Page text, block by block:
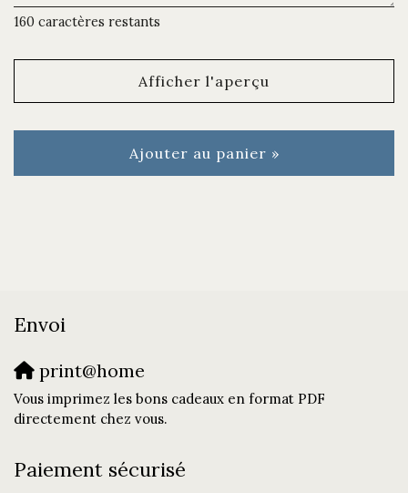
160 caractères restants
Afficher l'aperçu
Ajouter au panier »
Envoi
print@home
Vous imprimez les bons cadeaux en format PDF
directement chez vous.
Paiement sécurisé